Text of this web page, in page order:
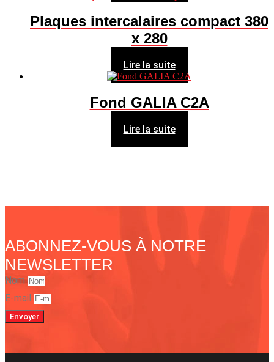
Plaques intercalaires compact 380
x 280
Lire la suite
Fond GALIA C2A
Lire la suite
ABONNEZ-VOUS À NOTRE
NEWSLETTER
Nom
E-mail
Envoyer